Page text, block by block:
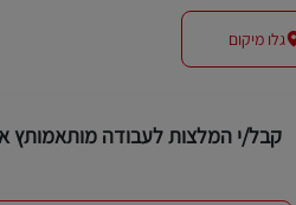
גלו מיקום
קבל/י המלצות לעבודה מותאמותץ